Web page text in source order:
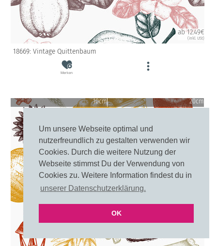
Um unsere Webseite optimal und
nutzerfreundlich zu gestalten verwenden wir
Cookies. Durch die weitere Nutzung der
Webseite stimmst Du der Verwendung von
Cookies zu. Weitere Information findest du in
unserer Datenschutzerklärung.
OK
ab 12.49€
(inkl. USt)
18669: Vintage Quittenbaum
Merken
10cm 20cm